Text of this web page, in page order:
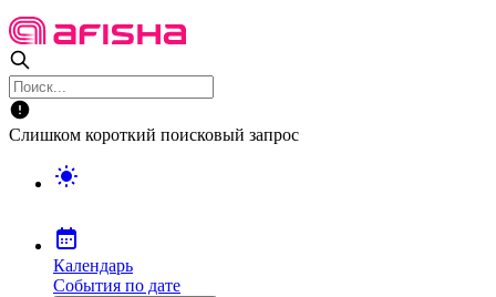
Слишком короткий поисковый запрос
Календарь
События по дате